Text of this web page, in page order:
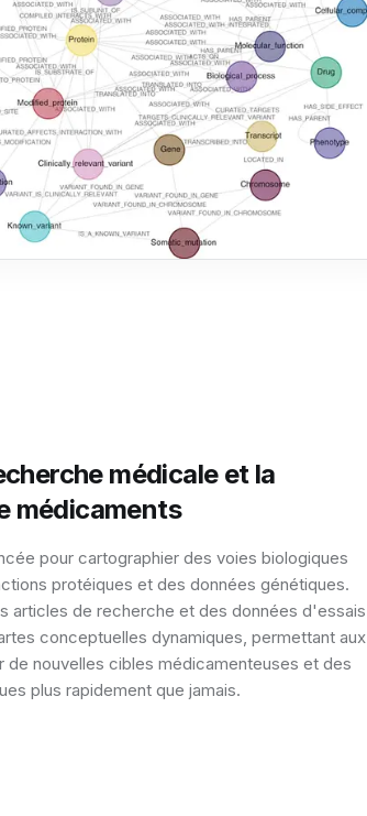
médicale et la
médicaments
pour cartographier des voies biologiques
protéiques et des données génétiques.
articles de recherche et des données d'essais
conceptuelles dynamiques, permettant aux
nouvelles cibles médicamenteuses et des
plus rapidement que jamais.